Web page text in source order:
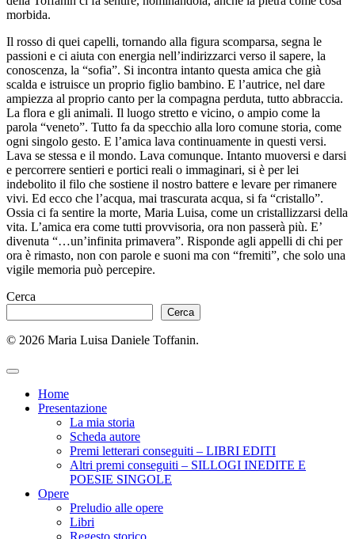
morbida.
Il rosso di quei capelli, tornando alla figura scomparsa, segna le
passioni e ci aiuta con energia nell’indirizzarci verso il sapere, la
conoscenza, la “sofia”. Si incontra intanto questa amica che già
scalda e istruisce un proprio figlio bambino. E l’autrice, nel dare
ampiezza al proprio canto per la compagna perduta, tutto abbraccia.
La flora e gli animali. Il luogo stretto e vicino, o ampio come la
parola “veneto”. Tutto fa da specchio alla loro comune storia, come
ogni singolo gesto. E l’amica lava continuamente in questi versi.
Lava se stessa e il mondo. Lava comunque. Intanto muoversi e darsi
e percorrere sentieri e portici reali o immaginari, si è per lei
indebolito il filo che sostiene il nostro battere e levare per rimanere
vivi. Ed ecco che l’acqua, mai trascurata acqua, si fa “cristallo”.
Ossia ci fa sentire la morte, Maria Luisa, come un cristallizzarsi della
vita. L’amica era come tutti provvisoria, ora non passerà più. E’
divenuta “…un’infinita primavera”. Risponde agli appelli di chi per
ora è rimasto, non con parole e suoni ma con “fremiti”, che solo una
vigile memoria può percepire.
Cerca
Cerca
© 2026 Maria Luisa Daniele Toffanin.
Home
Presentazione
La mia storia
Scheda autore
Premi letterari conseguiti – LIBRI EDITI
Altri premi conseguiti – SILLOGI INEDITE E
POESIE SINGOLE
Opere
Preludio alle opere
Libri